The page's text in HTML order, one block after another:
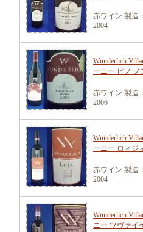
赤ワイン 製造
2004
Wunderlich
ーニー ピノ ノ
赤ワイン 製造
2006
Wunderlich
ーニー ロィ
赤ワイン 製造
2004
Wunderlich
ニー ツヴァイ